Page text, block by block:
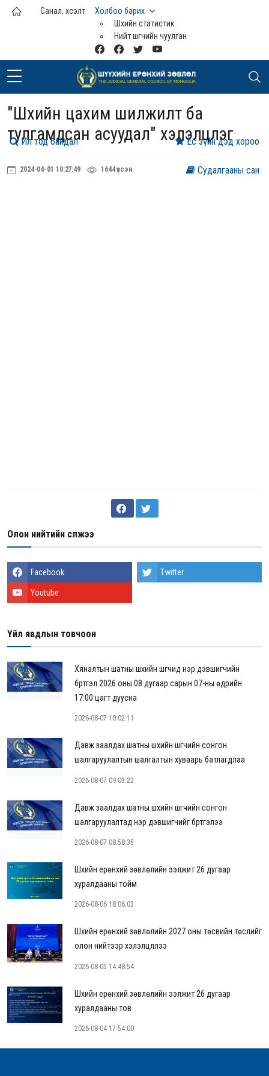
Үндсэн агуулга руу шилжих
Санал, хүсэлт
Холбоо барих
Шүүхийн статистик
Нийт шүүгчийн чуулган
"Шүүхийн цахим шилжилт ба
тулгамдсан асуудал" хэлэлцүүлэг
2024-04-01 10:27:49 1644 үзсэн
Олон нийтийн сүлжээ
Facebook Twitter
Youtube
Үйл явдлын товчоон
Хяналтын шатны шүүхийн шүүгчид нэр дэвшигчийн
бүртгэл 2026 оны 08 дугаар сарын 07-ны өдрийн
17:00 цагт дуусна
2026-08-07 10:02:11
Давж заалдах шатны шүүхийн шүүгчийн сонгон
шалгаруулалтын шалгалтын хуваарь батлагдлаа
2026-08-07 09:03:22
Давж заалдах шатны шүүхийн шүүгчийн сонгон
шалгаруулалтад нэр дэвшигчийг бүртгэлээ
2026-08-07 08:58:35
Шүүхийн ерөнхий зөвлөлийн ээлжит 26 дугаар
хуралдааны тойм
2026-08-06 18:06:03
Шүүхийн ерөнхий зөвлөлийн 2027 оны төсвийн төслийг
олон нийтээр хэлэлцүүллээ
2026-08-05 14:48:54
Шүүхийн ерөнхий зөвлөлийн ээлжит 26 дугаар
хуралдааны тов
2026-08-04 17:54:00
Судалгааны сан
Ёс зүйн дэд хороо
Ил тод байдал